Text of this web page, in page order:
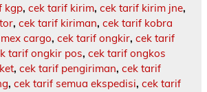
kgp, cek tarif kirim, cek tarif kirim jne,
, cek tarif kiriman, cek tarif kobra
cargo, cek tarif ongkir, cek tarif
tarif ongkir pos, cek tarif ongkos
, cek tarif pengiriman, cek tarif
, cek tarif semua ekspedisi, cek tarif